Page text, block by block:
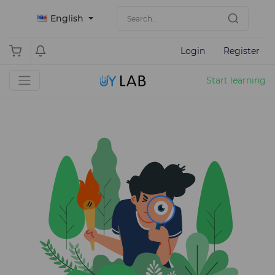
English
Login Register
Start learning